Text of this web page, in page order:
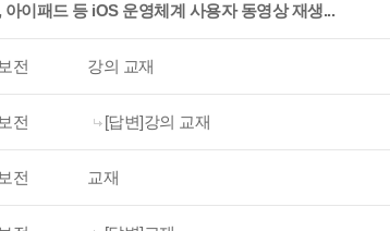
아이패드 등 iOS 운영체계 사용자 동영상 재생...
전 강의 교재
전 [답변]강의 교재
전 교재